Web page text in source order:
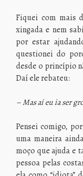
Fiquei com mais
xingada e nem
por estar
questionei do
desde o princípio
Daí ele rebateu:
– Mas aí eu ia ser
Pensei comigo,
uma maneira
moço que ajuda e
pessoa pelas